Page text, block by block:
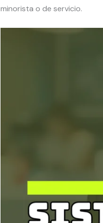
minorista o de servicio.